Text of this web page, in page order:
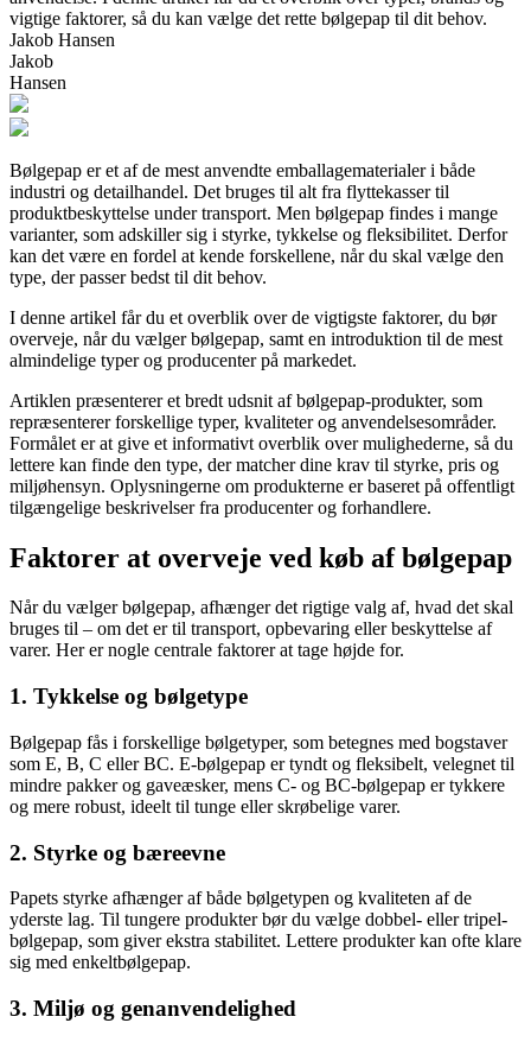
vigtige faktorer, så du kan vælge det rette bølgepap til dit behov.
Jakob Hansen
Jakob
Hansen
Bølgepap er et af de mest anvendte emballagematerialer i både
industri og detailhandel. Det bruges til alt fra flyttekasser til
produktbeskyttelse under transport. Men bølgepap findes i mange
varianter, som adskiller sig i styrke, tykkelse og fleksibilitet. Derfor
kan det være en fordel at kende forskellene, når du skal vælge den
type, der passer bedst til dit behov.
I denne artikel får du et overblik over de vigtigste faktorer, du bør
overveje, når du vælger bølgepap, samt en introduktion til de mest
almindelige typer og producenter på markedet.
Artiklen præsenterer et bredt udsnit af bølgepap-produkter, som
repræsenterer forskellige typer, kvaliteter og anvendelsesområder.
Formålet er at give et informativt overblik over mulighederne, så du
lettere kan finde den type, der matcher dine krav til styrke, pris og
miljøhensyn. Oplysningerne om produkterne er baseret på offentligt
tilgængelige beskrivelser fra producenter og forhandlere.
Faktorer at overveje ved køb af bølgepap
Når du vælger bølgepap, afhænger det rigtige valg af, hvad det skal
bruges til – om det er til transport, opbevaring eller beskyttelse af
varer. Her er nogle centrale faktorer at tage højde for.
1. Tykkelse og bølgetype
Bølgepap fås i forskellige bølgetyper, som betegnes med bogstaver
som E, B, C eller BC. E-bølgepap er tyndt og fleksibelt, velegnet til
mindre pakker og gaveæsker, mens C- og BC-bølgepap er tykkere
og mere robust, ideelt til tunge eller skrøbelige varer.
2. Styrke og bæreevne
Papets styrke afhænger af både bølgetypen og kvaliteten af de
yderste lag. Til tungere produkter bør du vælge dobbel- eller tripel-
bølgepap, som giver ekstra stabilitet. Lettere produkter kan ofte klare
sig med enkeltbølgepap.
3. Miljø og genanvendelighed